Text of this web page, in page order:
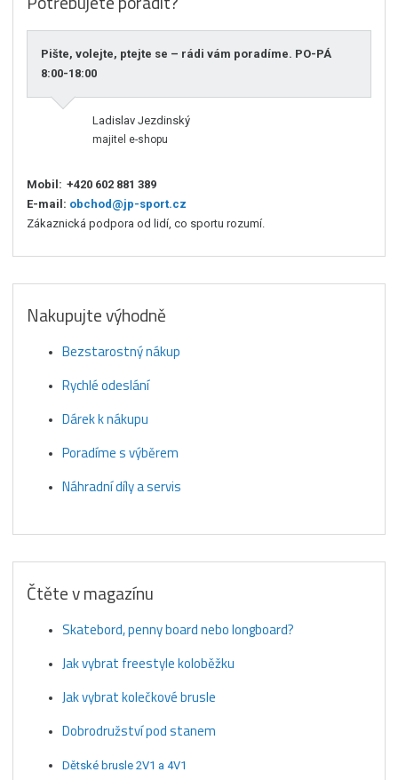
Pište, volejte, ptejte se – rádi vám poradíme. PO-PÁ
8:00-18:00
Ladislav Jezdinský
majitel e-shopu
Mobil: +420 602 881 389
E-mail: obchod@jp-sport.cz
Zákaznická podpora od lidí, co sportu rozumí.
Nakupujte výhodně
Bezstarostný nákup
Rychlé odeslání
Dárek k nákupu
Poradíme s výběrem
Náhradní díly a servis
Čtěte v magazínu
Skatebord, penny board nebo longboard?
Jak vybrat freestyle koloběžku
Jak vybrat kolečkové brusle
Dobrodružství pod stanem
Dětské brusle 2V1 a 4V1